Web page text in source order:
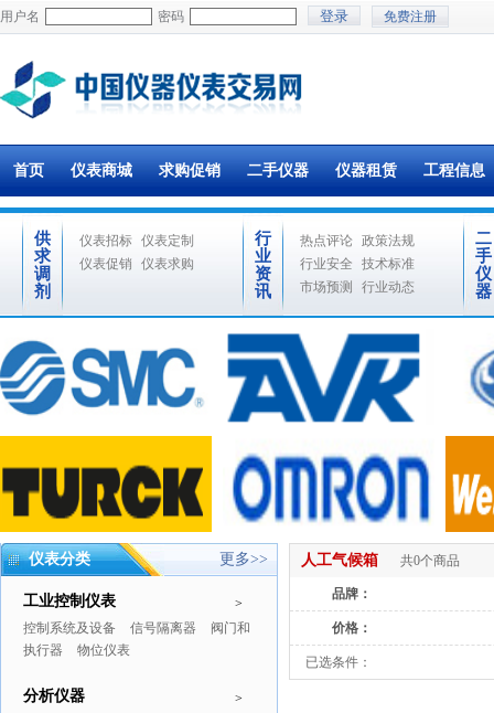
用户名 密码 免费注册
首页 仪表商城 求购促销 二手仪器 仪器租赁 工程信息
供
求
调
剂
仪表招标 仪表定制
仪表促销
仪表求购
行
业
资
讯
热点评论 政策法规
行业安全
技术标准
市场预测
行业动态
二
手
仪
器
仪表分类 更多>>
>
工业控制仪表
控制系统及设备 信号隔离器
阀门和
执行器
物位仪表
>
分析仪器
人工气候箱 共0个商品
品牌：
价格：
已选条件：